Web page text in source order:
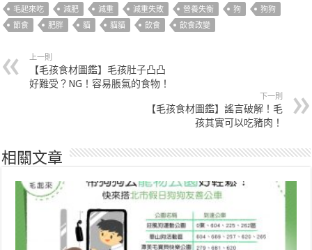
毛起來吃
減肥 減重 減重失敗 營養失衡 狗
狗狗
節食
肥胖 貓 貓貓 飲食 飲食改變
上一則
【毛孩食材圖鑑】毛孩肚子凸凸
好難受？NG！容易脹氣的食物！
下一則
【毛孩食材圖鑑】謠言破解！毛
孩其實可以吃豬肉！
相關文章